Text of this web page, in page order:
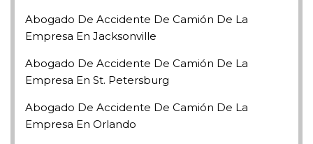
Abogado De Accidente De Camión De La
Empresa En Jacksonville
Abogado De Accidente De Camión De La
Empresa En St. Petersburg
Abogado De Accidente De Camión De La
Empresa En Orlando